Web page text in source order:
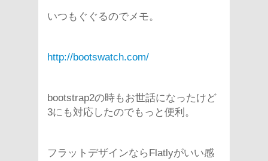
いつもぐぐるのでメモ。
http://bootswatch.com/
bootstrap2の時もお世話になったけど
3にも対応したのでもっと便利。
フラットデザインならFlatlyがいい感